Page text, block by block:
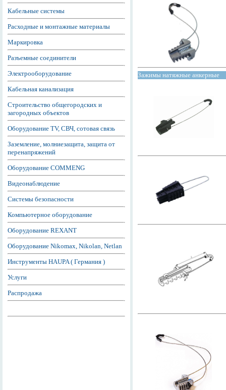
Кабельные системы
Расходные и монтажные материалы
Маркировка
Разъемные соединители
Электрооборудование
Кабельная канализация
Строительство общегородских и
загородных объектов
Оборудование TV, СВЧ, сотовая связь
Заземление, молниезащита, защита от
перенапряжений
Оборудование COMMENG
Видеонаблюдение
Системы безопасности
Компьютерное оборудование
Оборудование REXANT
Оборудование Nikomax, Nikolan, Netlan
Инструменты HAUPA ( Германия )
Услуги
Распродажа
Зажимы натяжные анкерные